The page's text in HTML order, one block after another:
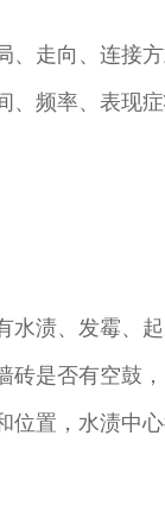
走向、连接
频率、表现
渍、发霉、
是否有空鼓
置，水渍中心